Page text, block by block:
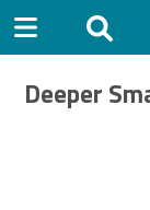
Deeper